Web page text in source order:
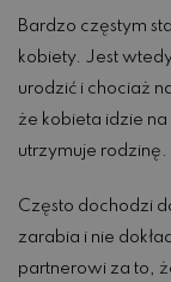
Bardzo częstym
kobiety. Jest
urodzić i chociaż
że kobieta idzie
utrzymuje rodzinę.
Często dochodzi
zarabia i nie
partnerowi za to,